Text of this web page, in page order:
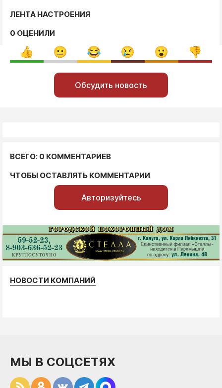
ЛЕНТА НАСТРОЕНИЯ
0 ОЦЕНИЛИ
Обсудить новость
ВСЕГО: 0 КОММЕНТАРИЕВ
ЧТОБЫ ОСТАВЛЯТЬ КОММЕНТАРИИ
Авторизуйтесь
НОВОСТИ КОМПАНИЙ
МЫ В СОЦСЕТЯХ